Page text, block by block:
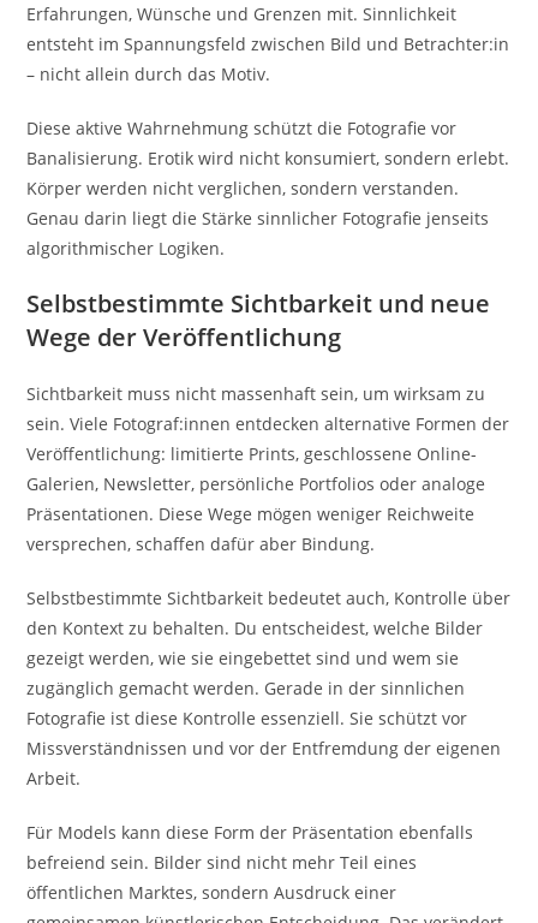
Erfahrungen, Wünsche und Grenzen mit. Sinnlichkeit
entsteht im Spannungsfeld zwischen Bild und Betrachter:in
– nicht allein durch das Motiv.
Diese aktive Wahrnehmung schützt die Fotografie vor
Banalisierung. Erotik wird nicht konsumiert, sondern erlebt.
Körper werden nicht verglichen, sondern verstanden.
Genau darin liegt die Stärke sinnlicher Fotografie jenseits
algorithmischer Logiken.
Selbstbestimmte Sichtbarkeit und neue
Wege der Veröffentlichung
Sichtbarkeit muss nicht massenhaft sein, um wirksam zu
sein. Viele Fotograf:innen entdecken alternative Formen der
Veröffentlichung: limitierte Prints, geschlossene Online-
Galerien, Newsletter, persönliche Portfolios oder analoge
Präsentationen. Diese Wege mögen weniger Reichweite
versprechen, schaffen dafür aber Bindung.
Selbstbestimmte Sichtbarkeit bedeutet auch, Kontrolle über
den Kontext zu behalten. Du entscheidest, welche Bilder
gezeigt werden, wie sie eingebettet sind und wem sie
zugänglich gemacht werden. Gerade in der sinnlichen
Fotografie ist diese Kontrolle essenziell. Sie schützt vor
Missverständnissen und vor der Entfremdung der eigenen
Arbeit.
Für Models kann diese Form der Präsentation ebenfalls
befreiend sein. Bilder sind nicht mehr Teil eines
öffentlichen Marktes, sondern Ausdruck einer